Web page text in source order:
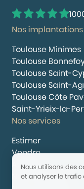
Nos implantations
Toulouse Minimes
Toulouse
Toulouse Saint-
Toulouse Saint-
Toulouse Côte
Saint-Yrieix-la-
Nos services
Estimer
Vendre
Acheter
Nous rejoindre
Nous utilisons des
et analyser le trafic